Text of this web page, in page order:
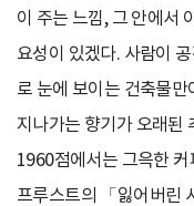
이 주는 느낌, 그 안에서
요성이 있겠다. 사람이
로 눈에 보이는 건축물만
지나가는 향기가 오래된
1960점에서는 그윽한
프루스트의 「잃어버린